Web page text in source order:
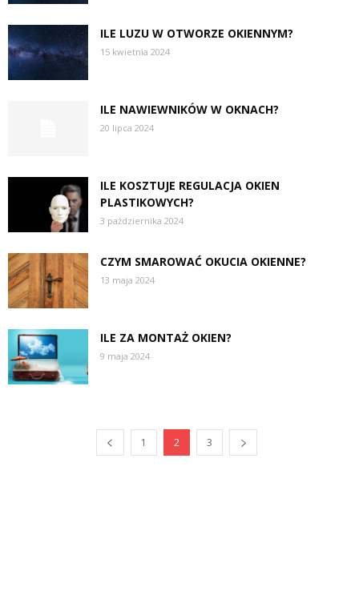
ILE LUZU W OTWORZE OKIENNYM?
15 kwietnia 2024
ILE NAWIEWNIKÓW W OKNACH?
20 lipca 2024
ILE KOSZTUJE REGULACJA OKIEN
PLASTIKOWYCH?
3 października 2024
CZYM SMAROWAĆ OKUCIA OKIENNE?
13 maja 2024
ILE ZA MONTAŻ OKIEN?
9 maja 2024
1 2 3